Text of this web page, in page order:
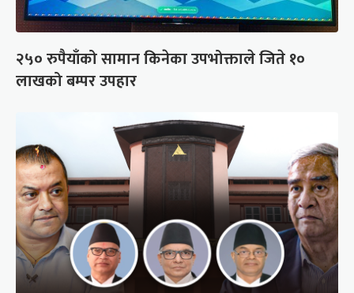
२५० रुपैयाँको सामान किनेका उपभोक्ताले जिते १०
लाखको बम्पर उपहार